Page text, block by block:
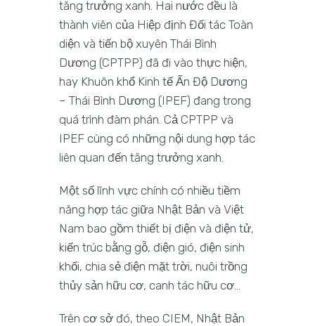
tăng trưởng xanh. Hai nước đều là
thành viên của Hiệp định Đối tác Toàn
diện và tiến bộ xuyên Thái Bình
Dương (CPTPP) đã đi vào thực hiện,
hay Khuôn khổ Kinh tế Ấn Độ Dương
– Thái Bình Dương (IPEF) đang trong
quá trình đàm phán. Cả CPTPP và
IPEF cùng có những nội dung hợp tác
liên quan đến tăng trưởng xanh.
Một số lĩnh vực chính có nhiều tiềm
năng hợp tác giữa Nhật Bản và Việt
Nam bao gồm thiết bị điện và điện tử,
kiến trúc bằng gỗ, điện gió, điện sinh
khối, chia sẻ điện mặt trời, nuôi trồng
thủy sản hữu cơ, canh tác hữu cơ…
Trên cơ sở đó, theo CIEM, Nhật Bản